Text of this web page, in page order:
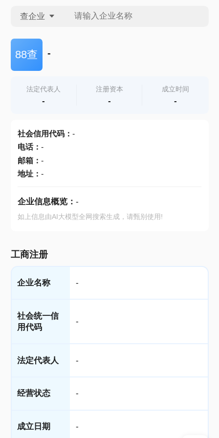
查企业
查企业
查产地
88查 -
法定代表人
-
注册资本
-
成立时间
-
社会信用代码： -
电话： -
邮箱： -
地址： -
企业信息概览： -
如上信息由AI大模型全网搜索生成，请甄别使用!
工商注册
企业名称 -
社会统一信
用代码
-
法定代表人 -
经营状态 -
成立日期 -